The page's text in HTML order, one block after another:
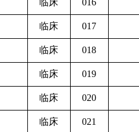
临床 017
临床 018
临床 019
临床 020
临床 021